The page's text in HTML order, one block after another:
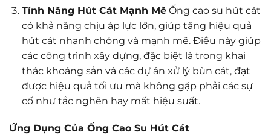
Tính Năng Hút Cát Mạnh MẽỐng cao su hút cát
có khả năng chịu áp lực lớn, giúp tăng hiệu quả
hút cát nhanh chóng và mạnh mẽ. Điều này giúp
các công trình xây dựng, đặc biệt là trong khai
thác khoáng sản và các dự án xử lý bùn cát, đạt
được hiệu quả tối ưu mà không gặp phải các sự
cố như tắc nghẽn hay mất hiệu suất.
Ứng Dụng Của Ống Cao Su Hút Cát